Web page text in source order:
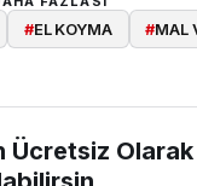
#EL KOYMA #MAL
Ücretsiz